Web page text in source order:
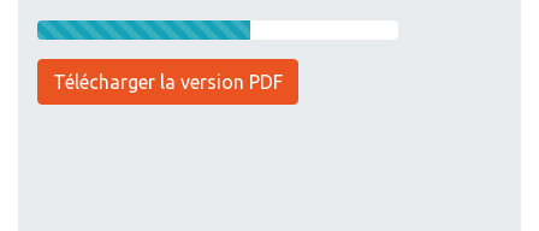
Télécharger la version PDF